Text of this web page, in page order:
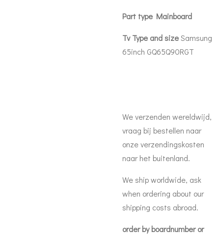
Part type Mainboard
Tv Type and sizeSamsung
65inch GQ65Q90RGT
We verzenden wereldwijd,
vraag bij bestellen naar
onze verzendingskosten
naar het buitenland.
We ship worldwide, ask
when ordering about our
shipping costs abroad.
order by boardnumber or